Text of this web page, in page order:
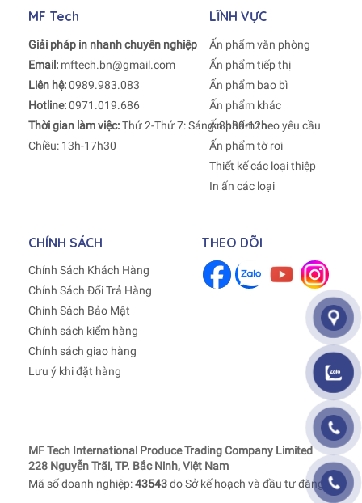
MF Tech
Giải pháp in nhanh chuyên nghiệp
Email: mftech.bn@gmail.com
Liên hệ:0989.983.083
Hotline:0971.019.686
Thời gian làm việc:Thứ 2-Thứ 7: Sáng: 8h30-12h
Chiều: 13h-17h30
LĨNH VỰC
Ấn phẩm văn phòng
Ấn phẩm tiếp thị
Ấn phẩm bao bì
Ấn phẩm khác
Ấn phẩm theo yêu cầu
Ấn phẩm tờ rơi
Thiết kế các loại thiệp
In ấn các loại
CHÍNH SÁCH
Chính Sách Khách Hàng
Chính Sách Đổi Trả Hàng
Chính Sách Bảo Mật
Chính sách kiểm hàng
Chính sách giao hàng
Lưu ý khi đặt hàng
THEO DÕI
MF Tech International Produce Trading Company Limited
228 Nguyễn Trãi, TP. Bắc Ninh, Việt Nam
Mã số doanh nghiệp:43543do Sở kế hoạch và đầu tư đăng kí